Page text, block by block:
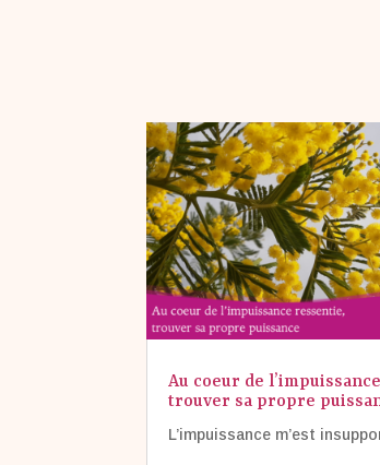
Au coeur de
trouver sa propre
L’impuissance m’est